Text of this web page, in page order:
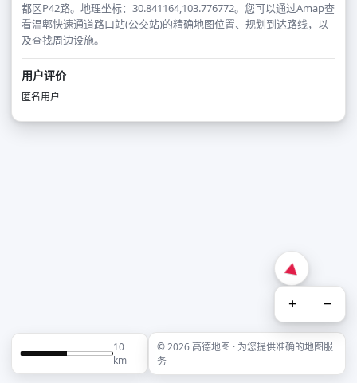
都区P42路。地理坐标：30.841164,103.776772。您可以通过Amap查
看温郫快速通道路口站(公交站)的精确地图位置、规划到达路线，以
及查找周边设施。
用户评价
匿名用户
+ −
10
km
© 2026 高德地图 · 为您提供准确的地图服
务